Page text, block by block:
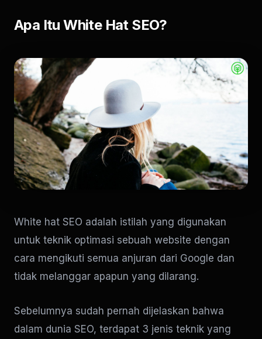
Apa Itu White Hat SEO?
White hat SEO adalah istilah yang digunakan
untuk teknik optimasi sebuah website dengan
cara mengikuti semua anjuran dari Google dan
tidak melanggar apapun yang dilarang.
Sebelumnya sudah pernah dijelaskan bahwa
dalam dunia SEO, terdapat 3 jenis teknik yang